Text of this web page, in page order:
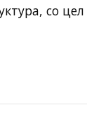
со цел